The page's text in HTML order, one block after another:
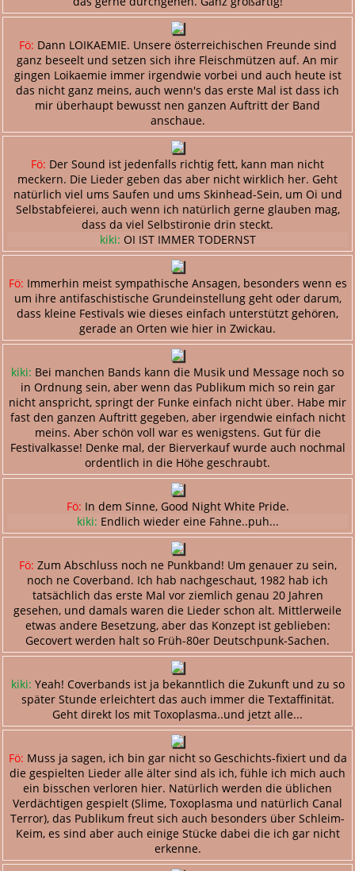
Fö: Dann LOIKAEMIE. Unsere österreichischen Freunde sind
ganz beseelt und setzen sich ihre Fleischmützen auf. An mir
gingen Loikaemie immer irgendwie vorbei und auch heute ist
das nicht ganz meins, auch wenn's das erste Mal ist dass ich
mir überhaupt bewusst nen ganzen Auftritt der Band
anschaue.
Fö: Der Sound ist jedenfalls richtig fett, kann man nicht
meckern. Die Lieder geben das aber nicht wirklich her. Geht
natürlich viel ums Saufen und ums Skinhead-Sein, um Oi und
Selbstabfeierei, auch wenn ich natürlich gerne glauben mag,
dass da viel Selbstironie drin steckt.
kiki: OI IST IMMER TODERNST
Fö: Immerhin meist sympathische Ansagen, besonders wenn es
um ihre antifaschistische Grundeinstellung geht oder darum,
dass kleine Festivals wie dieses einfach unterstützt gehören,
gerade an Orten wie hier in Zwickau.
kiki: Bei manchen Bands kann die Musik und Message noch so
in Ordnung sein, aber wenn das Publikum mich so rein gar
nicht anspricht, springt der Funke einfach nicht über. Habe mir
fast den ganzen Auftritt gegeben, aber irgendwie einfach nicht
meins. Aber schön voll war es wenigstens. Gut für die
Festivalkasse! Denke mal, der Bierverkauf wurde auch nochmal
ordentlich in die Höhe geschraubt.
Fö: In dem Sinne, Good Night White Pride.
kiki: Endlich wieder eine Fahne..puh...
Fö: Zum Abschluss noch ne Punkband! Um genauer zu sein,
noch ne Coverband. Ich hab nachgeschaut, 1982 hab ich
tatsächlich das erste Mal vor ziemlich genau 20 Jahren
gesehen, und damals waren die Lieder schon alt. Mittlerweile
etwas andere Besetzung, aber das Konzept ist geblieben:
Gecovert werden halt so Früh-80er Deutschpunk-Sachen.
kiki: Yeah! Coverbands ist ja bekanntlich die Zukunft und zu so
später Stunde erleichtert das auch immer die Textaffinität.
Geht direkt los mit Toxoplasma..und jetzt alle...
Fö: Muss ja sagen, ich bin gar nicht so Geschichts-fixiert und da
die gespielten Lieder alle älter sind als ich, fühle ich mich auch
ein bisschen verloren hier. Natürlich werden die üblichen
Verdächtigen gespielt (Slime, Toxoplasma und natürlich Canal
Terror), das Publikum freut sich auch besonders über Schleim-
Keim, es sind aber auch einige Stücke dabei die ich gar nicht
erkenne.